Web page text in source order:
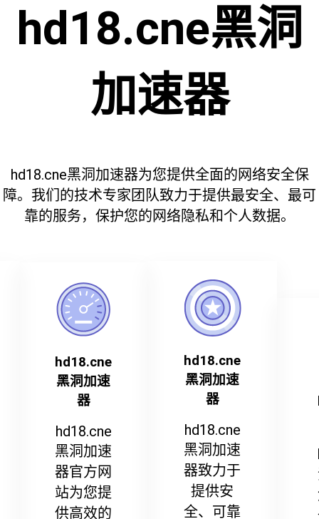
hd18.cne黑洞
加速器
hd18.cne黑洞加速器为您提供全面的网络安全保
障。我们的技术专家团队致力于提供最安全、最可
靠的服务，保护您的网络隐私和个人数据。
hd18.cne
黑洞加速
器
hd18.cne
黑洞加速
器官方网
站为您提
供高效的
hd18.cne
黑洞加速
器
hd18.cne
黑洞加速
器致力于
提供安
全、可靠